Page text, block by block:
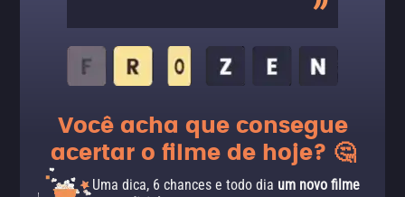
Você acha que consegue
acertar o filme de hoje? 🤔
Uma dica, 6 chances e todo dia um novo filme